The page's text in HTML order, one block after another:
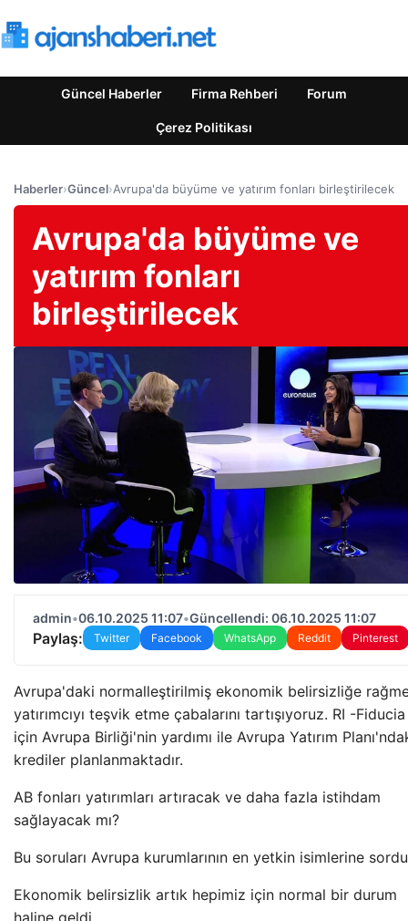
Güncel Haberler Firma Rehberi Forum
Çerez Politikası
Haberler›Güncel›Avrupa'da büyüme ve yatırım fonları birleştirilecek
Avrupa'da büyüme ve
yatırım fonları
birleştirilecek
admin•06.10.2025 11:07•Güncellendi: 06.10.2025 11:07
Paylaş: Twitter Facebook WhatsApp Reddit Pinterest
Avrupa'daki normalleştirilmiş ekonomik belirsizliğe
yatırımcıyı teşvik etme çabalarını tartışıyoruz. RI -Fiducia
için Avrupa Birliği'nin yardımı ile Avrupa Yatırım
krediler planlanmaktadır.
AB fonları yatırımları artıracak ve daha fazla istihdam
sağlayacak mı?
Bu soruları Avrupa kurumlarının en yetkin isimlerine
Ekonomik belirsizlik artık hepimiz için normal bir durum
haline geldi.